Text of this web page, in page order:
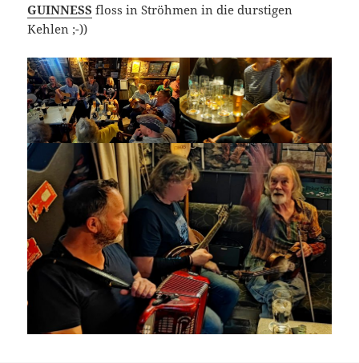
GUINNESS floss in Ströhmen in die durstigen
Kehlen ;-))